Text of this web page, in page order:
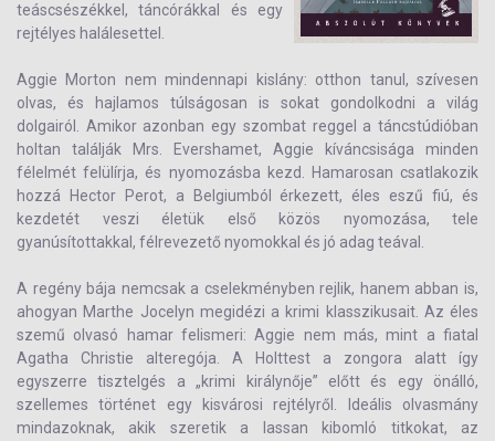
teáscsészékkel, táncórákkal és egy
rejtélyes halálesettel.
Aggie Morton nem mindennapi kislány: otthon tanul, szívesen
olvas, és hajlamos túlságosan is sokat gondolkodni a világ
dolgairól. Amikor azonban egy szombat reggel a táncstúdióban
holtan találják Mrs. Evershamet, Aggie kíváncsisága minden
félelmét felülírja, és nyomozásba kezd. Hamarosan csatlakozik
hozzá Hector Perot, a Belgiumból érkezett, éles eszű fiú, és
kezdetét veszi életük első közös nyomozása, tele
gyanúsítottakkal, félrevezető nyomokkal és jó adag teával.
A regény bája nemcsak a cselekményben rejlik, hanem abban is,
ahogyan Marthe Jocelyn megidézi a krimi klasszikusait. Az éles
szemű olvasó hamar felismeri: Aggie nem más, mint a fiatal
Agatha Christie alteregója. A Holttest a zongora alatt így
egyszerre tisztelgés a „krimi királynője” előtt és egy önálló,
szellemes történet egy kisvárosi rejtélyről. Ideális olvasmány
mindazoknak, akik szeretik a lassan kibomló titkokat, az